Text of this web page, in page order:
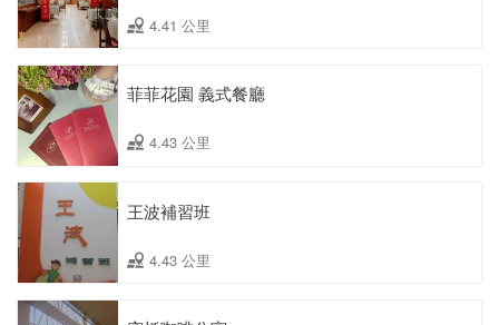
4.41 公里
菲菲花園 義式餐廳
4.43 公里
王波補習班
4.43 公里